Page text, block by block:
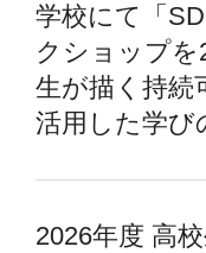
学校にて「
クショップを
生が描く持続
活用した学び
2026年度 高